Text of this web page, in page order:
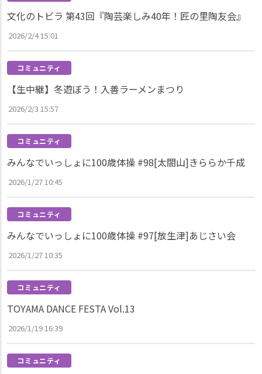
文化のトビラ 第43回『陶芸楽しみ40年！匠の里陶友会』
2026/2/4 15:01
コミュニティ
【生中継】冬遊ぼう！入善ラーメンまつり
2026/2/3 15:57
コミュニティ
みんなでいっしょに100歳体操 #98[太閤山]きららか千成
2026/1/27 10:45
コミュニティ
みんなでいっしょに100歳体操 #97[放生津]あじさい会
2026/1/27 10:35
コミュニティ
TOYAMA DANCE FESTA Vol.13
2026/1/19 16:39
コミュニティ